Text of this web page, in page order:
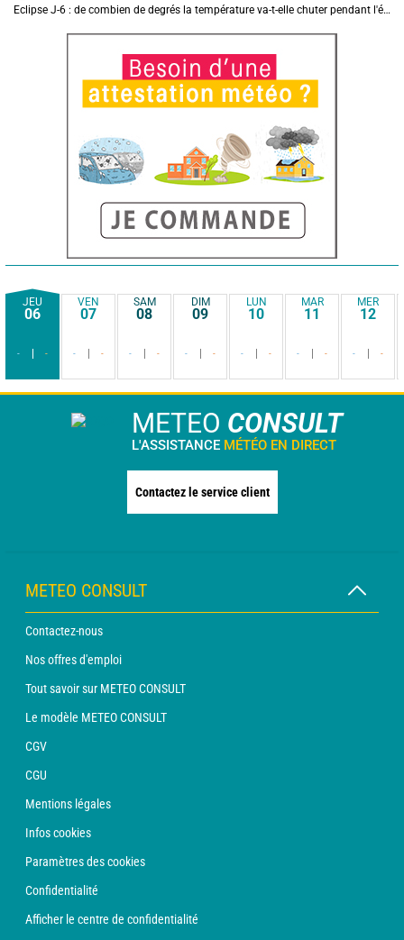
Eclipse J-6 : de combien de degrés la température va-t-elle chuter pendant l'éclipse du 12 août ?
JEU
06
- -
VEN
07
- -
SAM
08
- -
DIM
09
- -
LUN
10
- -
MAR
11
- -
MER
12
- -
METEO CONSULT
L'ASSISTANCE MÉTÉO EN DIRECT
Contactez le service client
METEO CONSULT
Contactez-nous
Nos offres d'emploi
Tout savoir sur METEO CONSULT
Le modèle METEO CONSULT
CGV
CGU
Mentions légales
Infos cookies
Paramètres des cookies
Confidentialité
Afficher le centre de confidentialité